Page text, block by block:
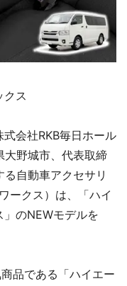
クス
会社RKB毎日ホール
大野城市、代表取締
自動車アクセサリ
ークス）は、「ハイ
のNEWモデルを
品である「ハイエー